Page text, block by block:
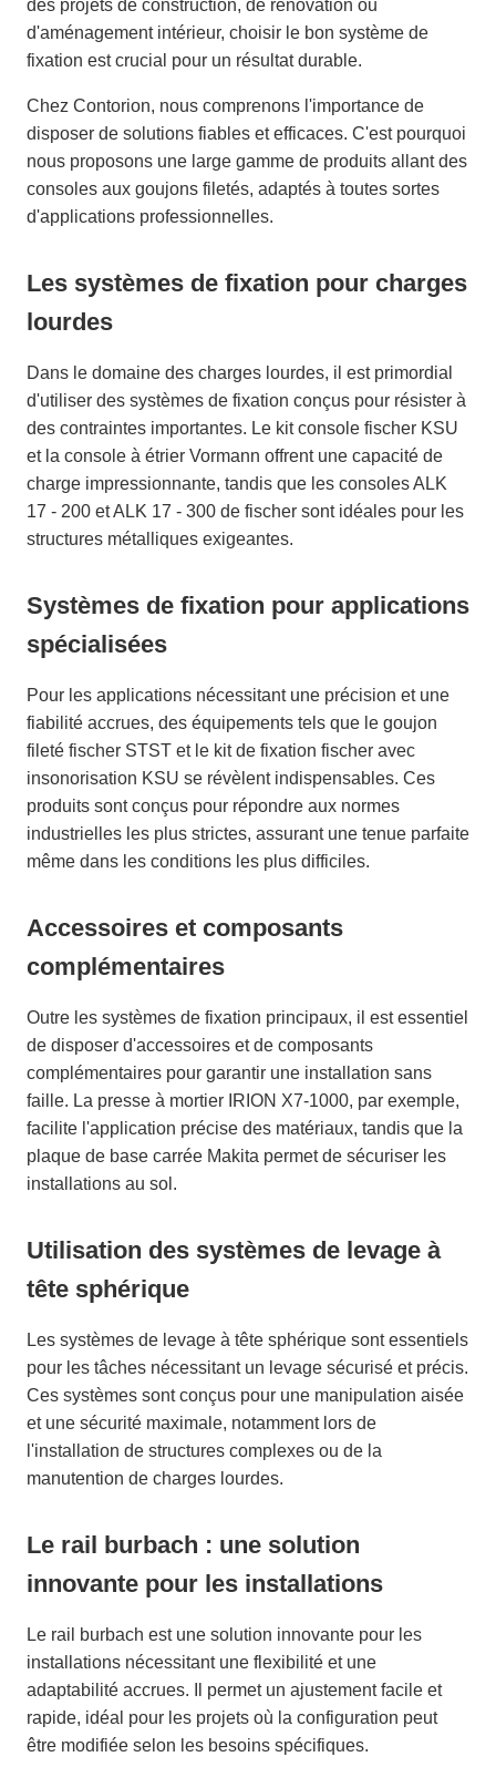
des projets de construction, de rénovation ou
d'aménagement intérieur, choisir le bon système de
fixation est crucial pour un résultat durable.
Chez Contorion, nous comprenons l'importance de
disposer de solutions fiables et efficaces. C'est pourquoi
nous proposons une large gamme de produits allant des
consoles aux goujons filetés, adaptés à toutes sortes
d'applications professionnelles.
Les systèmes de fixation pour charges
lourdes
Dans le domaine des charges lourdes, il est primordial
d'utiliser des systèmes de fixation conçus pour résister à
des contraintes importantes. Le kit console fischer KSU
et la console à étrier Vormann offrent une capacité de
charge impressionnante, tandis que les consoles ALK
17 - 200 et ALK 17 - 300 de fischer sont idéales pour les
structures métalliques exigeantes.
Systèmes de fixation pour applications
spécialisées
Pour les applications nécessitant une précision et une
fiabilité accrues, des équipements tels que le goujon
fileté fischer STST et le kit de fixation fischer avec
insonorisation KSU se révèlent indispensables. Ces
produits sont conçus pour répondre aux normes
industrielles les plus strictes, assurant une tenue parfaite
même dans les conditions les plus difficiles.
Accessoires et composants
complémentaires
Outre les systèmes de fixation principaux, il est essentiel
de disposer d'accessoires et de composants
complémentaires pour garantir une installation sans
faille. La presse à mortier IRION X7-1000, par exemple,
facilite l'application précise des matériaux, tandis que la
plaque de base carrée Makita permet de sécuriser les
installations au sol.
Utilisation des systèmes de levage à
tête sphérique
Les systèmes de levage à tête sphérique sont essentiels
pour les tâches nécessitant un levage sécurisé et précis.
Ces systèmes sont conçus pour une manipulation aisée
et une sécurité maximale, notamment lors de
l'installation de structures complexes ou de la
manutention de charges lourdes.
Le rail burbach : une solution
innovante pour les installations
Le rail burbach est une solution innovante pour les
installations nécessitant une flexibilité et une
adaptabilité accrues. Il permet un ajustement facile et
rapide, idéal pour les projets où la configuration peut
être modifiée selon les besoins spécifiques.